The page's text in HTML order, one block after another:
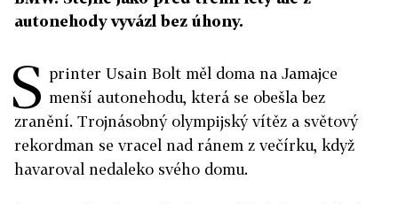
autonehody vyvázl bez úhony.
S printer Usain Bolt měl doma na Jamajce
menší autonehodu, která se obešla bez
zranění. Trojnásobný olympijský vítěz a světový
rekordman se vracel nad ránem z večírku, když
havaroval nedaleko svého domu.